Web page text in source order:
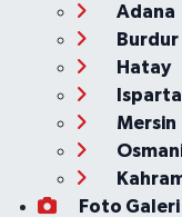
Adana
Burdur
Hatay
Isparta
Mersin
Foto Galeri